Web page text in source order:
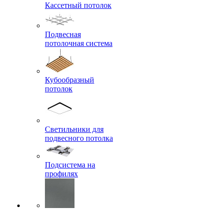
Кассетный потолок
Подвесная
потолочная система
Кубообразный
потолок
Светильники для
подвесного потолка
Подсистема на
профилях